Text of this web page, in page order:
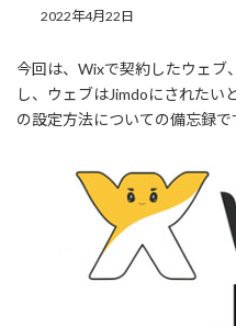
2022年4月22日
今回は、Wixで契約したウェブ
し、ウェブはJimdoにされたい
の設定方法についての備忘録で